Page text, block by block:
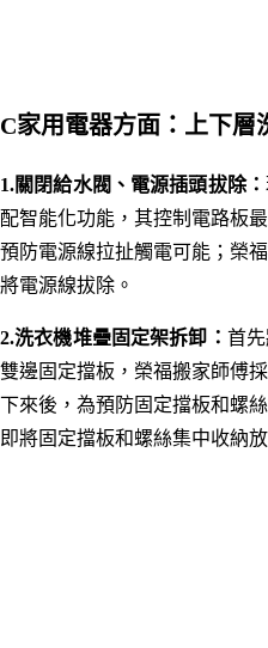
C家用電器方面 ： 上下層
1.關閉給水閥、電源插頭拔除：
配智能化功能，其控制電路板
預防電源線拉扯觸電可能；榮
將電源線拔除。
2.洗衣機堆疊固定架拆卸： 首
雙邊固定擋板，榮福搬家師傅
下來後，為預防固定擋板和螺
即將固定擋板和螺絲集中收納